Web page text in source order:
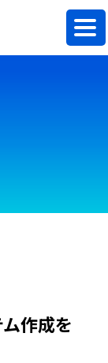
作成を